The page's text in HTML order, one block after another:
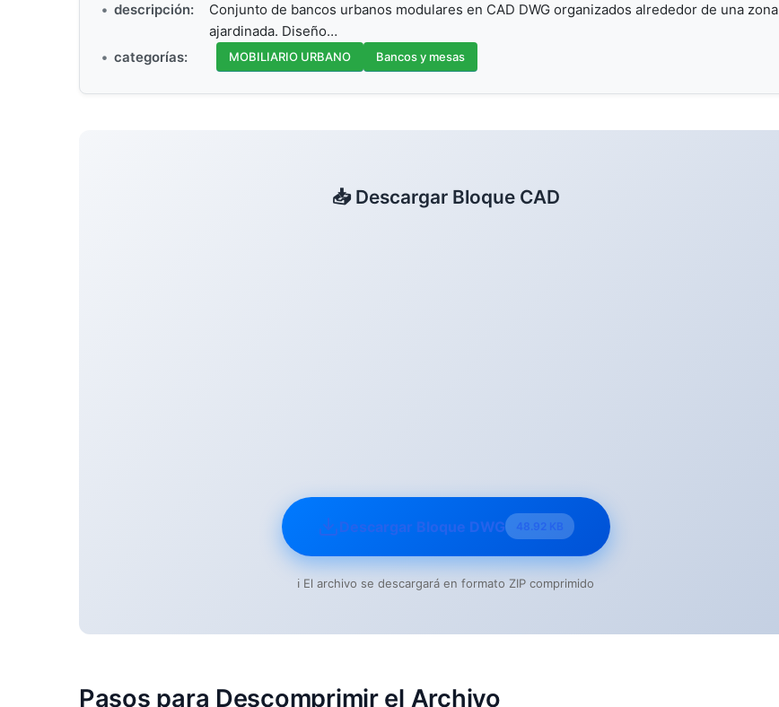
descripción:
Conjunto de bancos urbanos modulares en CAD DWG organizados alrededor de una zona
ajardinada. Diseño…
categorías:
MOBILIARIO URBANO Bancos y mesas
📥 Descargar Bloque CAD
Descargar Bloque DWG 48.92 KB
ℹ️ El archivo se descargará en formato ZIP comprimido
Pasos para Descomprimir el Archivo